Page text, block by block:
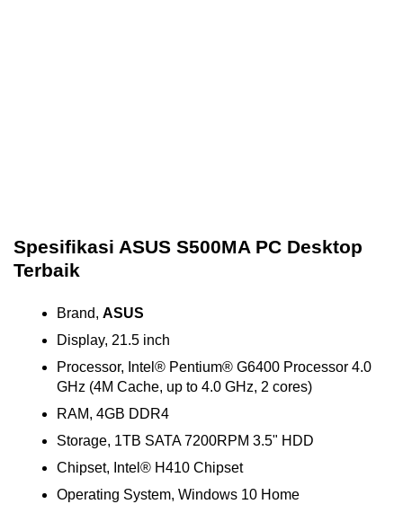
Spesifikasi ASUS S500MA PC Desktop
Terbaik
Brand, ASUS
Display, 21.5 inch
Processor, Intel® Pentium® G6400 Processor 4.0
GHz (4M Cache, up to 4.0 GHz, 2 cores)
RAM, 4GB DDR4
Storage, 1TB SATA 7200RPM 3.5" HDD
Chipset, Intel® H410 Chipset
Operating System, Windows 10 Home